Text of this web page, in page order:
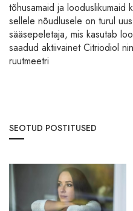
tõhusamaid ja looduslikumaid
sellele nõudlusele on turul
sääsepeletaja, mis kasutab
saadud aktiivainet Citriodiol
ruutmeetri
SEOTUD POSTITUSED